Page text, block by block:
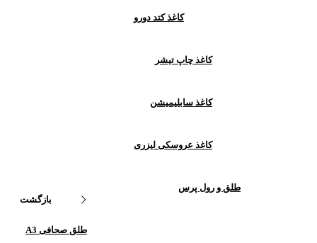
کاغذ کتد دورو
کاغذ چاپ تیشر
کاغذ سابلیمیشن
کاغذ عروسکی لیزری
طلق و رول پرس
بازگشت
طلق صحافی A3